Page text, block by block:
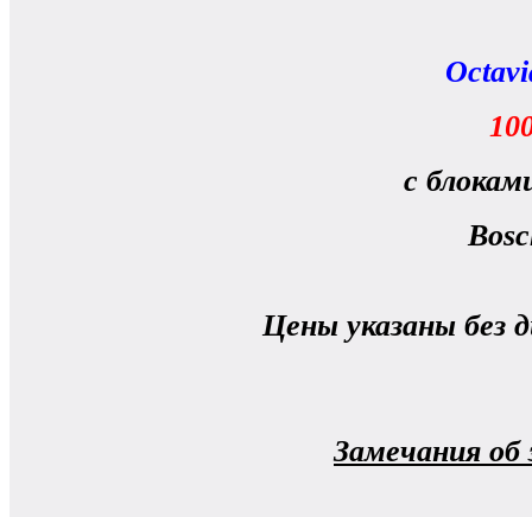
с
Цены указаны без
Замечания об